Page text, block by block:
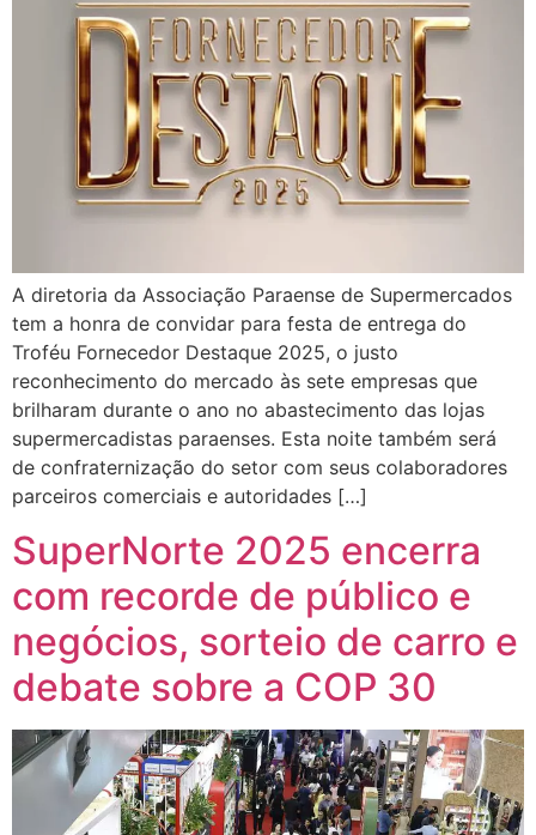
A diretoria da Associação Paraense de Supermercados
tem a honra de convidar para festa de entrega do
Troféu Fornecedor Destaque 2025, o justo
reconhecimento do mercado às sete empresas que
brilharam durante o ano no abastecimento das lojas
supermercadistas paraenses. Esta noite também será
de confraternização do setor com seus colaboradores
parceiros comerciais e autoridades […]
SuperNorte 2025 encerra
com recorde de público e
negócios, sorteio de carro e
debate sobre a COP 30